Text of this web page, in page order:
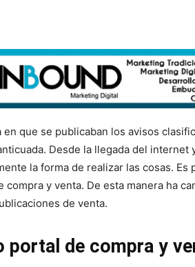
en que se publicaban los avisos
Desde la llegada del internet
la forma de realizar las cosas.
compra y venta. De esta manera ha
de venta.
portal de compra y